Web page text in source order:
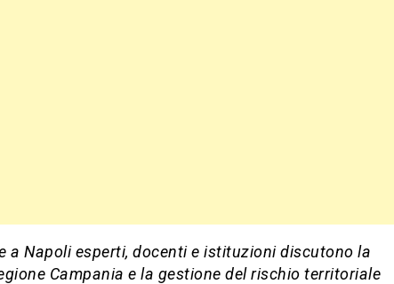
a Napoli esperti, docenti e istituzioni discutono la
Campania e la gestione del rischio territoriale